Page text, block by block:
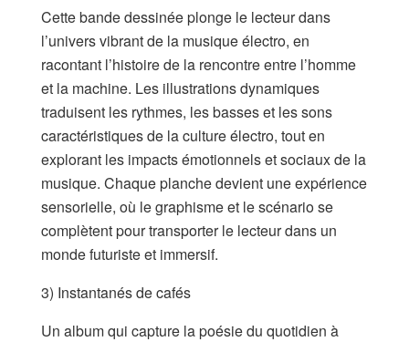
Cette bande dessinée plonge le lecteur dans
l’univers vibrant de la musique électro, en
racontant l’histoire de la rencontre entre l’homme
et la machine. Les illustrations dynamiques
traduisent les rythmes, les basses et les sons
caractéristiques de la culture électro, tout en
explorant les impacts émotionnels et sociaux de la
musique. Chaque planche devient une expérience
sensorielle, où le graphisme et le scénario se
complètent pour transporter le lecteur dans un
monde futuriste et immersif.
3) Instantanés de cafés
Un album qui capture la poésie du quotidien à